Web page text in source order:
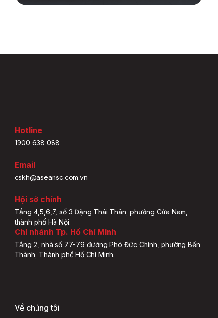
Hotline
1900 638 088
Email
cskh@aseansc.com.vn
Hội sở chính
Tầng 4,5,6,7, số 3 Đặng Thái Thân, phường Cửa Nam,
thành phố Hà Nội.
Chi nhánh Tp. Hồ Chí Minh
Tầng 2, nhà số 77-79 đường Phó Đức Chính, phường Bến
Thành, Thành phố Hồ Chí Minh.
Về chúng tôi